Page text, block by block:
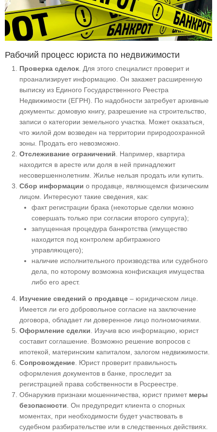
Рабочий процесс юриста по недвижимости
Проверка сделок. Для этого специалист проверит и
проанализирует информацию. Он закажет расширенную
выписку из Единого Государственного Реестра
Недвижимости (ЕГРН). По надобности затребует архивные
документы: домовую книгу, разрешение на строительство,
записи о категории земельного участка. Может оказаться,
что жилой дом возведен на территории природоохранной
зоны. Продать его невозможно.
Отслеживание ограничений. Например, квартира
находится в аресте или доля в ней принадлежит
несовершеннолетним. Жилье нельзя продать или купить.
Сбор информации о продавце, являющемся физическим
лицом. Интересуют такие сведения, как:
факт регистрации брака (некоторые сделки можно
совершать только при согласии второго супруга);
запущенная процедура банкротства (имущество
находится под контролем арбитражного
управляющего);
наличие исполнительного производства или судебного
дела, по которому возможна конфискация имущества
либо его арест.
Изучение сведений о продавце – юридическом лице.
Имеется ли его добровольное согласие на заключение
договора, обладает ли доверенное лицо полномочиями.
Оформление сделки. Изучив всю информацию, юрист
составит соглашение. Возможно решение вопросов с
ипотекой, материнским капиталом, залогом недвижимости.
Сопровождение. Юрист проверит правильность
оформления документов в банке, проследит за
регистрацией права собственности в Росреестре.
Обнаружив признаки мошенничества, юрист примет меры
безопасности. Он предупредит клиента о спорных
моментах, при необходимости будет участвовать в
судебном разбирательстве или в следственных действиях.